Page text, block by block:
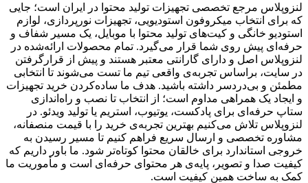
لنزوپلاس مرجع تخصصی تجهیزات تولید محتوا در ایران است؛ جایی
که برای انتخاب میکروفون استودیویی، تجهیزات نورپردازی، لوازم
استودیو خانگی و کیت‌های تولید محتوا با موبایل، یک مسیر شفاف و
حرفه‌ای پیش روی شما قرار می‌گیرد. تمام محصولات ارائه‌شده در
لنزوپلاس اصل و دارای گارانتی معتبر هستند و پیش از قرارگرفتن
در سایت، براساس تجربه‌ی واقعی تیم ما تست می‌شوند تا انتخابی
مطمئن و بی‌دردسر داشته باشید. هدف ما ساده‌کردن خرید تجهیزات
و ایجاد یک همراهی مداوم است؛ از انتخاب تا نصب و راه‌اندازی
ستاپ حرفه‌ای برای پادکست، یوتیوب، استریم یا تولید ویدئو. در
لنزوپلاس تلاش می‌کنیم بهترین تجربه‌ی خرید را با قیمت منصفانه،
مشاوره تخصصی و ارسال سریع فراهم کنیم تا مسیر رسیدن به
خروجی استاندارد برای خالقان محتوا کوتاه‌تر شود. ما باور داریم که
کیفیت صدا و تصویر، پایه‌ی هر محتوای حرفه‌ای است و مأموریت ما
کمک به ساخت همین کیفیت است.